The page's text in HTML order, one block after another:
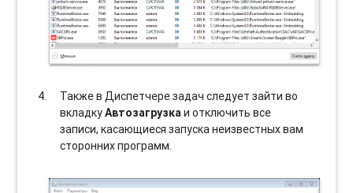
Также в Диспетчере задач следует зайти во
вкладкуАвтозагрузкаи отключить все
записи, касающиеся запуска неизвестных вам
сторонних программ.